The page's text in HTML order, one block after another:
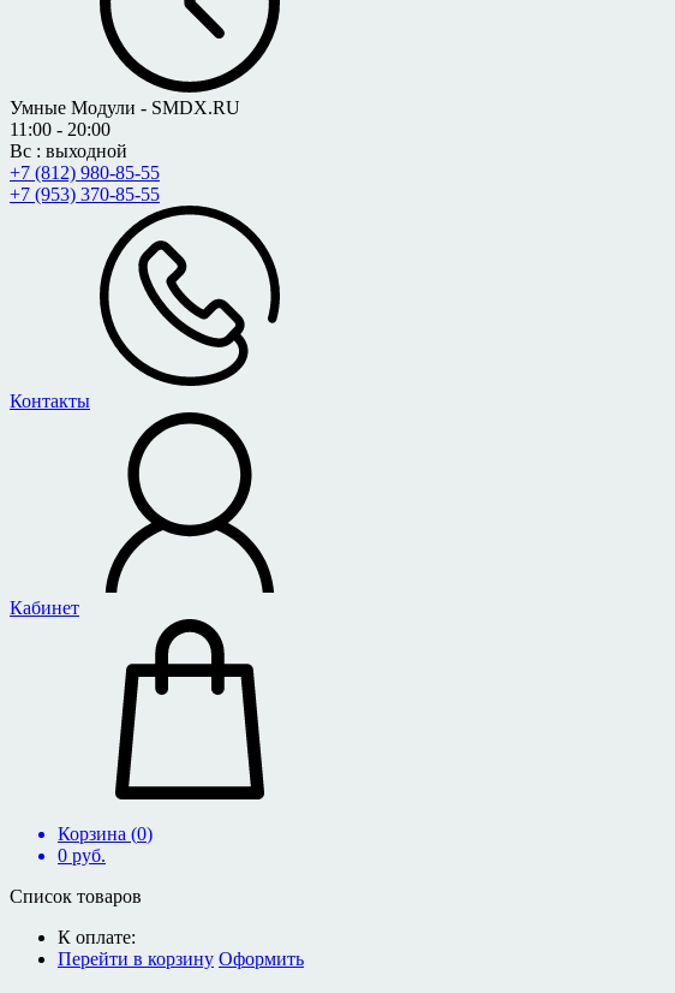
Умные Модули - SMDX.RU
11:00 - 20:00
Вс : выходной
+7 (812) 980-85-55
+7 (953) 370-85-55
Контакты
Кабинет
Корзина (0)
0 руб.
Список товаров
К оплате:
Перейти в корзину Оформить